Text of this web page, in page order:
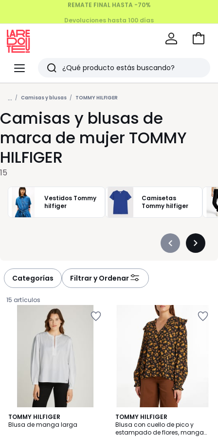
Menu
Redoute
Buscar
Últimos
artículos
vistos
Ir
... Camisas y blusas TOMMY HILFIGER
Camisas y blusas de
marca de mujer TOMMY
HILFIGER
15
Vestidos Tommy
hilfiger
Camisetas
Tommy hilfiger
Précédent
Categorías Filtrar y Ordenar
15 artículos
TOMMY HILFIGER
Blusa de manga larga
2
Colores
TOMMY HILFIGER
Blusa con cuello de pico y
estampado de flores, manga